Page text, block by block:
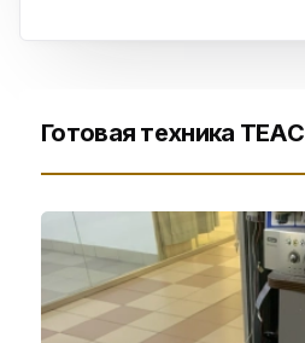
Готовая техника TEAC